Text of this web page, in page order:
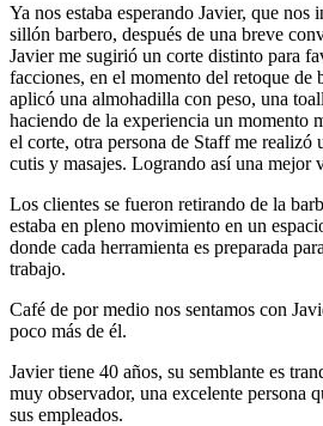
Ya nos estaba esperando Javier, que nos
sillón barbero, después de una breve
Javier me sugirió un corte distinto para
facciones, en el momento del retoque
aplicó una almohadilla con peso, una
haciendo de la experiencia un momento
el corte, otra persona de Staff me realizó
cutis y masajes. Logrando así una mejor
Los clientes se fueron retirando de la
estaba en pleno movimiento en un
donde cada herramienta es preparada
trabajo.
Café de por medio nos sentamos con
poco más de él.
Javier tiene 40 años, su semblante es
muy observador, una excelente persona
sus empleados.